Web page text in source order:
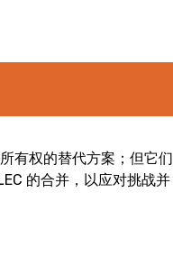
有权的替代方案；但它们
的合并，以应对挑战并